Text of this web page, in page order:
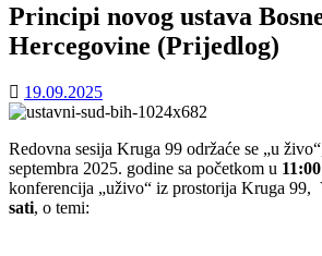
Principi novog ustava
Hercegovine (Prijedlog)
19.09.2025
Redovna sesija Kruga 99 održaće se „u
septembra 2025. godine sa početkom u
konferencija „uživo“ iz prostorija Kruga 99,
sati, o temi: